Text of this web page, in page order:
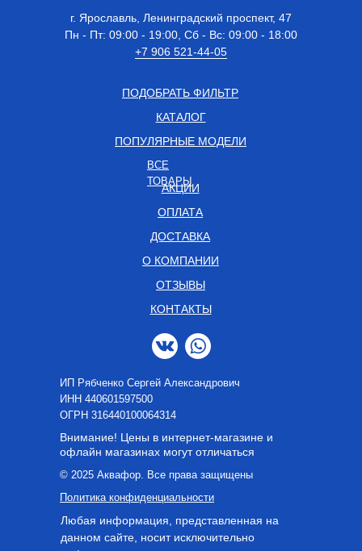
© 2025 Аквафор. Все права защищены
Политика конфиденциальности
КАТАЛОГ
О КОМПАНИИ
КОНТАКТЫ
ОПЛАТА
Внимание! Цены в интернет-магазине и
офлайн магазинах могут отличаться
г. Ярославль, Ленинградский проспект, 47
Пн - Пт: 09:00 - 19:00, Сб - Вс: 09:00 - 18:00
+7 906 521-44-05
АКЦИИ
ПОПУЛЯРНЫЕ МОДЕЛИ
ДОСТАВКА
ОТЗЫВЫ
ВСЕ
ТОВАРЫ
Любая информация, представленная на
данном сайте, носит исключительно
ПОДОБРАТЬ ФИЛЬТР
ИП Рябченко Сергей Александрович
ИНН 440601597500
OГРН 316440100064314